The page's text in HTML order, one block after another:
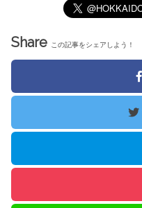
Share この記事をシェアしよう！